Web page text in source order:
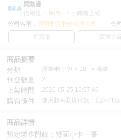
買動漫
信用度：
99% 17 小時前上線
公司名稱： 買對動漫股份有限公司 公司
逛賣場
賣家介紹
商品摘要
分類
漫畫/輕小說 > 18+ > 漫畫
刊登數量 2
上架時間 2026-05-25 15:57:46
購買條件 使用超商取貨付款：負評≦1
商品詳情
預定製作附錄：雙面小卡一張